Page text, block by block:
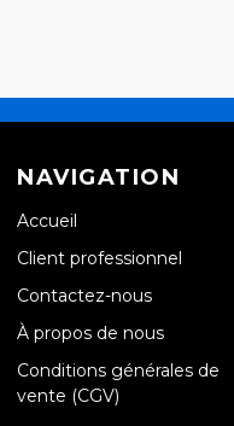
NAVIGATION
Accueil
Client professionnel
Contactez-nous
À propos de nous
Conditions générales de
vente (CGV)